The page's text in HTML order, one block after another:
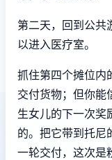
第二天，回到公共
以进入医疗室。
抓住第四个摊位
交付货物；但你能
生女儿的下一次奖
的。把它带到托尼
一轮交付，这次是